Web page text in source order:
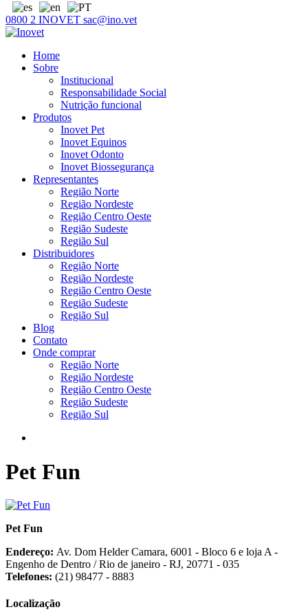
0800 2 INOVET sac@ino.vet
Home
Sobre
Institucional
Responsabilidade Social
Nutrição funcional
Produtos
Inovet Pet
Inovet Equinos
Inovet Odonto
Inovet Biossegurança
Representantes
Região Norte
Região Nordeste
Região Centro Oeste
Região Sudeste
Região Sul
Distribuidores
Região Norte
Região Nordeste
Região Centro Oeste
Região Sudeste
Região Sul
Blog
Contato
Onde comprar
Região Norte
Região Nordeste
Região Centro Oeste
Região Sudeste
Região Sul
Pet Fun
Pet Fun
Endereço: Av. Dom Helder Camara, 6001 - Bloco 6 e loja A -
Engenho de Dentro / Rio de janeiro - RJ, 20771 - 035
Telefones: (21) 98477 - 8883
Localização